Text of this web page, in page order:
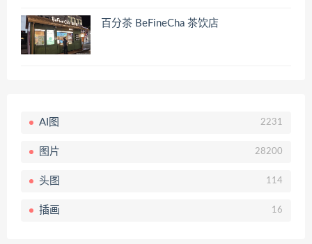
百分茶 BeFineCha 茶饮店
AI图 2231
图片 28200
头图 114
插画 16